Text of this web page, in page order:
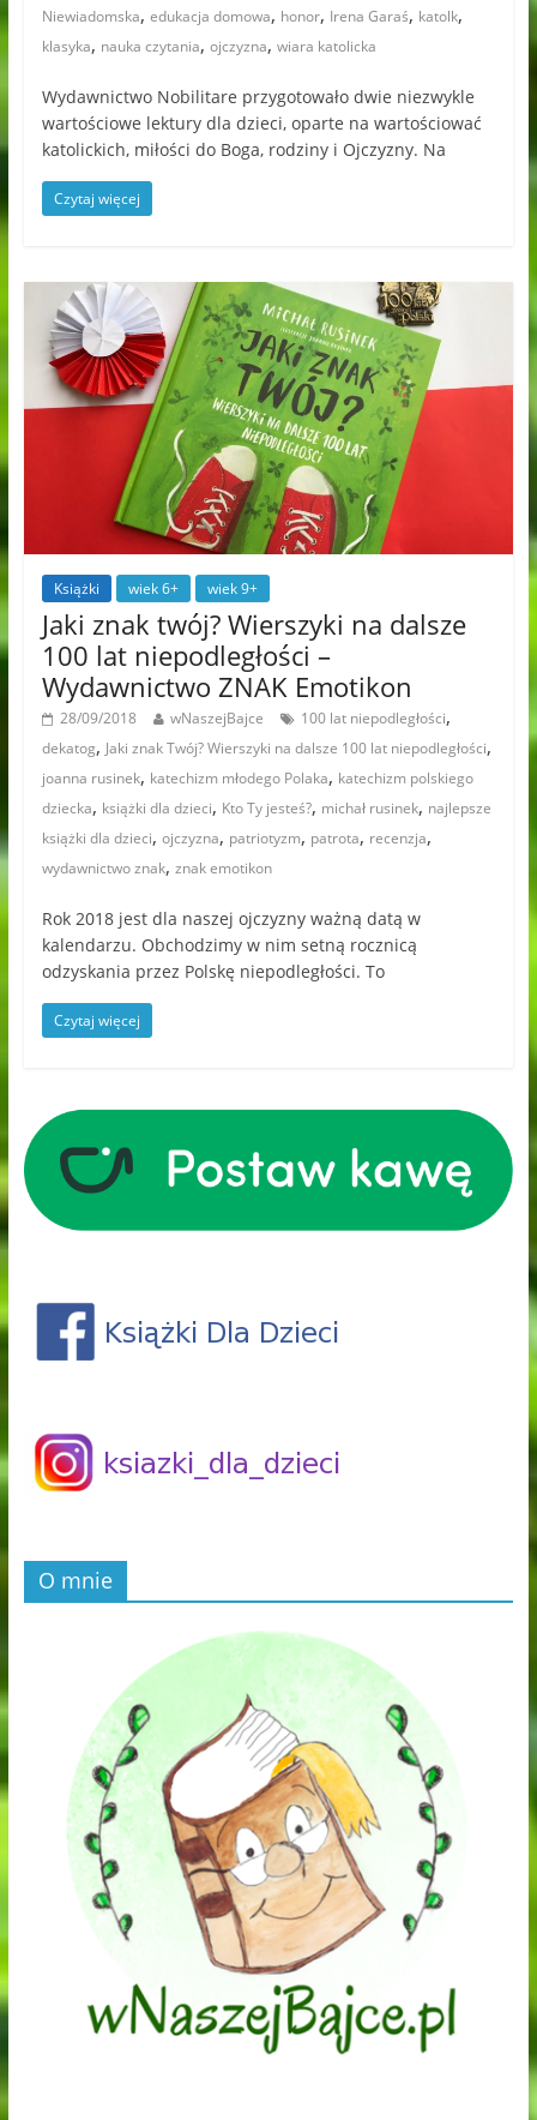
Niewiadomska, edukacja domowa, honor, Irena Garaś, katolk,
klasyka, nauka czytania, ojczyzna, wiara katolicka
Wydawnictwo Nobilitare przygotowało dwie niezwykle
wartościowe lektury dla dzieci, oparte na wartościować
katolickich, miłości do Boga, rodziny i Ojczyzny. Na
Czytaj więcej
Książki wiek 6+ wiek 9+
Jaki znak twój? Wierszyki na dalsze
100 lat niepodległości –
Wydawnictwo ZNAK Emotikon
28/09/2018 wNaszejBajce 100 lat niepodległości,
dekatog, Jaki znak Twój? Wierszyki na dalsze 100 lat niepodległości,
joanna rusinek, katechizm młodego Polaka, katechizm polskiego
dziecka, książki dla dzieci, Kto Ty jesteś?, michał rusinek, najlepsze
książki dla dzieci, ojczyzna, patriotyzm, patrota, recenzja,
wydawnictwo znak, znak emotikon
Rok 2018 jest dla naszej ojczyzny ważną datą w
kalendarzu. Obchodzimy w nim setną rocznicą
odzyskania przez Polskę niepodległości. To
Czytaj więcej
O mnie